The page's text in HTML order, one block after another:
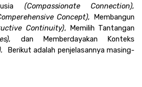
Concept), Membangun
Continuity)
dan Memberdayakan Konteks
Berikut adalah penjelasannya masing-